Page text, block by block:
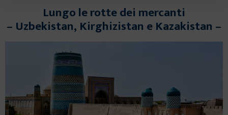
Lungo le rotte dei mercanti
– Uzbekistan, Kirghizistan e Kazakistan –